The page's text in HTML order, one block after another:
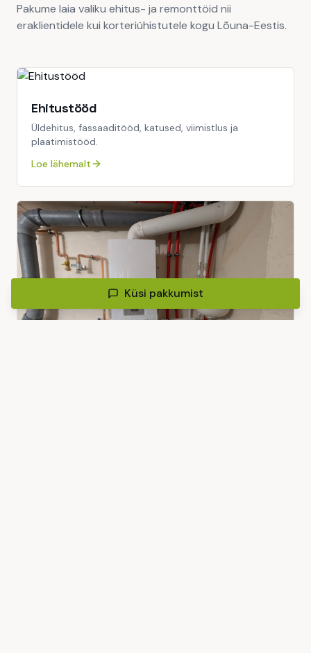
Pakume laia valiku ehitus- ja remonttöid nii
eraklientidele kui korteriühistutele kogu Lõuna-Eestis.
Ehitustööd
Üldehitus, fassaaditööd, katused, viimistlus ja
plaatimistööd.
Loe lähemalt
Küsi pakkumist